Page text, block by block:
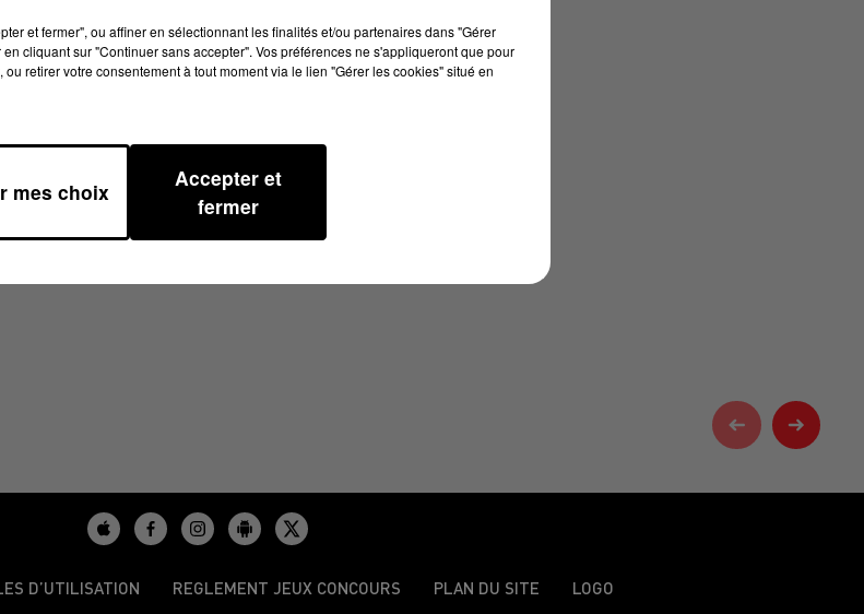
D’UTILISATION REGLEMENT JEUX CONCOURS PLAN DU SITE LOGO
et fermer", ou affiner en sélectionnant les finalités et/ou partenaires dans "Gérer
cliquant sur "Continuer sans accepter". Vos préférences ne s'appliqueront que pour
retirer votre consentement à tout moment via le lien "Gérer les cookies" situé en
mes choix
Accepter et
fermer